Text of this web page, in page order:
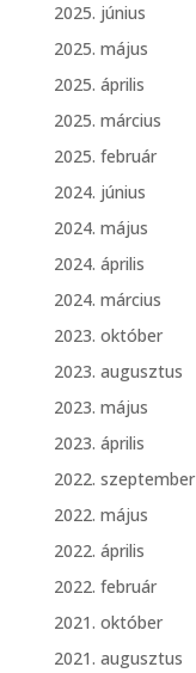
2025. június
2025. május
2025. április
2025. március
2025. február
2024. június
2024. május
2024. április
2024. március
2023. október
2023. augusztus
2023. május
2023. április
2022. szeptember
2022. május
2022. április
2022. február
2021. október
2021. augusztus